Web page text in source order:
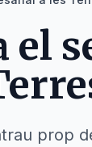
el
prop